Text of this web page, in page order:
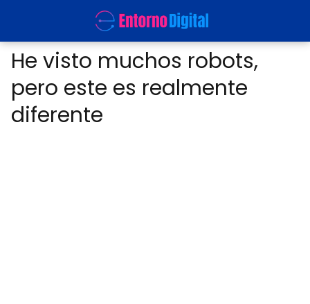
He visto muchos robots,
pero este es realmente
diferente